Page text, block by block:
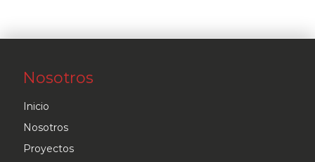
Nosotros
Inicio
Nosotros
Proyectos